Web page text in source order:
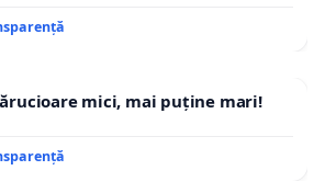
mici, mai puține mari!